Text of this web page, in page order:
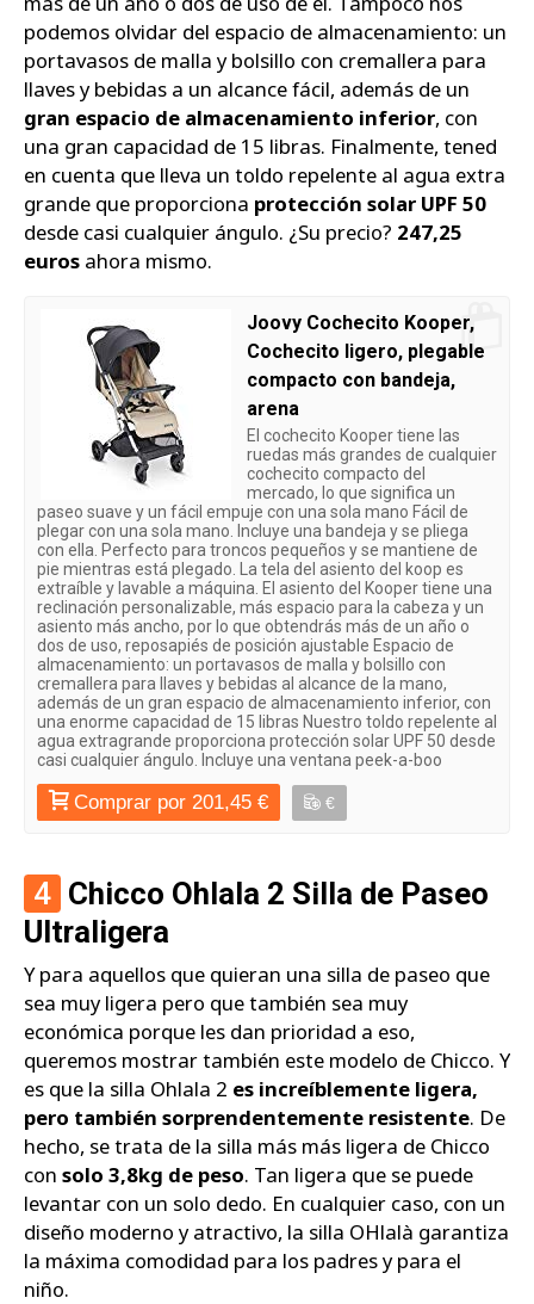
podemos olvidar del espacio de almacenamiento: un
portavasos de malla y bolsillo con cremallera para
llaves y bebidas a un alcance fácil, además de un
gran espacio de almacenamiento inferior, con
una gran capacidad de 15 libras. Finalmente, tened
en cuenta que lleva un toldo repelente al agua extra
grande que proporciona protección solar UPF 50
desde casi cualquier ángulo. ¿Su precio? 247,25
euros ahora mismo.
Joovy Cochecito Kooper,
Cochecito ligero, plegable
compacto con bandeja,
arena
El cochecito Kooper tiene las
ruedas más grandes de cualquier
cochecito compacto del
mercado, lo que significa un
paseo suave y un fácil empuje con una sola mano Fácil de
plegar con una sola mano. Incluye una bandeja y se pliega
con ella. Perfecto para troncos pequeños y se mantiene de
pie mientras está plegado. La tela del asiento del koop es
extraíble y lavable a máquina. El asiento del Kooper tiene una
reclinación personalizable, más espacio para la cabeza y un
asiento más ancho, por lo que obtendrás más de un año o
dos de uso, reposapiés de posición ajustable Espacio de
almacenamiento: un portavasos de malla y bolsillo con
cremallera para llaves y bebidas al alcance de la mano,
además de un gran espacio de almacenamiento inferior, con
una enorme capacidad de 15 libras Nuestro toldo repelente al
agua extragrande proporciona protección solar UPF 50 desde
casi cualquier ángulo. Incluye una ventana peek-a-boo
Comprar por 201,45 € €
4 Chicco Ohlala 2 Silla de Paseo
Ultraligera
Y para aquellos que quieran una silla de paseo que
sea muy ligera pero que también sea muy
económica porque les dan prioridad a eso,
queremos mostrar también este modelo de Chicco. Y
es que la silla Ohlala 2 es increíblemente ligera,
pero también sorprendentemente resistente. De
hecho, se trata de la silla más más ligera de Chicco
con solo 3,8kg de peso. Tan ligera que se puede
levantar con un solo dedo. En cualquier caso, con un
diseño moderno y atractivo, la silla OHlalà garantiza
la máxima comodidad para los padres y para el
niño.